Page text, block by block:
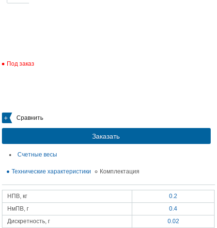
Под заказ
Сравнить
Заказать
Счетные весы
Технические характеристики Комплектация
НПВ, кг
0.2
НмПВ, г
0.4
Дискретность, г
0.02